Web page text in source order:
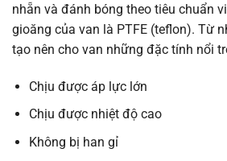
nhẵn và đánh bóng theo tiêu chuẩn
gioăng của van là PTFE (teflon). Từ
tạo nên cho van những đặc tính nổi
Chịu được áp lực lớn
Chịu được nhiệt độ cao
Không bị han gỉ